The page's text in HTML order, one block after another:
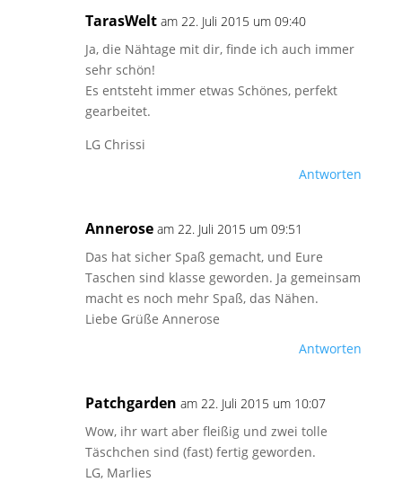
TarasWelt am 22. Juli 2015 um 09:40
Ja, die Nähtage mit dir, finde ich auch immer
sehr schön!
Es entsteht immer etwas Schönes, perfekt
gearbeitet.
LG Chrissi
Antworten
Annerose am 22. Juli 2015 um 09:51
Das hat sicher Spaß gemacht, und Eure
Taschen sind klasse geworden. Ja gemeinsam
macht es noch mehr Spaß, das Nähen.
Liebe Grüße Annerose
Antworten
Patchgarden am 22. Juli 2015 um 10:07
Wow, ihr wart aber fleißig und zwei tolle
Täschchen sind (fast) fertig geworden.
LG, Marlies